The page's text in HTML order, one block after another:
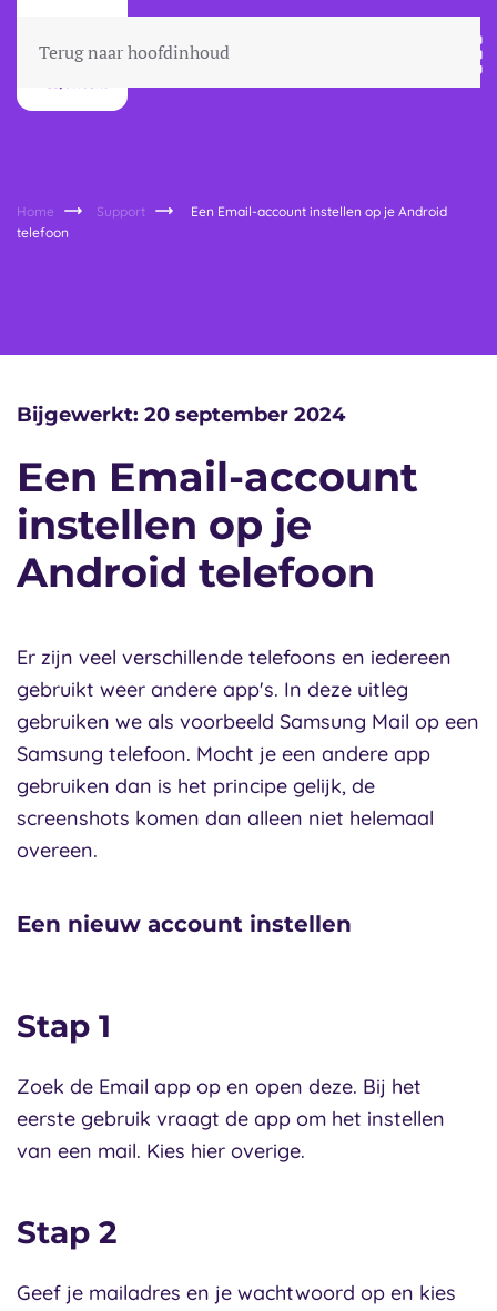
Terug naar hoofdinhoud
Home Support
Een Email-account instellen op je Android
telefoon
Bijgewerkt: 20 september 2024
Een Email-account
instellen op je
Android telefoon
Er zijn veel verschillende telefoons en iedereen
gebruikt weer andere app's. In deze uitleg
gebruiken we als voorbeeld Samsung Mail op een
Samsung telefoon. Mocht je een andere app
gebruiken dan is het principe gelijk, de
screenshots komen dan alleen niet helemaal
overeen.
Een nieuw account instellen
Stap 1
Zoek de Email app op en open deze. Bij het
eerste gebruik vraagt de app om het instellen
van een mail. Kies hier overige.
Stap 2
Geef je mailadres en je wachtwoord op en kies